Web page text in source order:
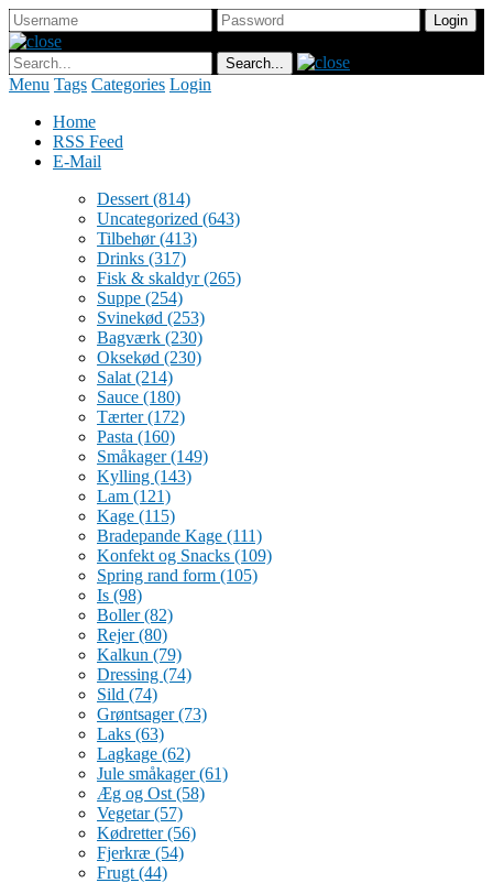
Menu Tags Categories Login
Home
RSS Feed
E-Mail
Dessert (814)
Uncategorized (643)
Tilbehør(413)
Drinks (317)
Fisk & skaldyr(265)
Suppe (254)
Svinekød (253)
Bagværk (230)
Oksekød (230)
Salat (214)
Sauce (180)
Tærter(172)
Pasta (160)
Småkager(149)
Kylling (143)
Lam (121)
Kage (115)
Bradepande Kage (111)
Konfekt og Snacks (109)
Spring rand form (105)
Is (98)
Boller(82)
Rejer(80)
Kalkun (79)
Dressing (74)
Sild (74)
Grøntsager(73)
Laks (63)
Lagkage (62)
Jule småkager(61)
Æg og Ost (58)
Vegetar(57)
Kødretter(56)
Fjerkræ (54)
Frugt (44)